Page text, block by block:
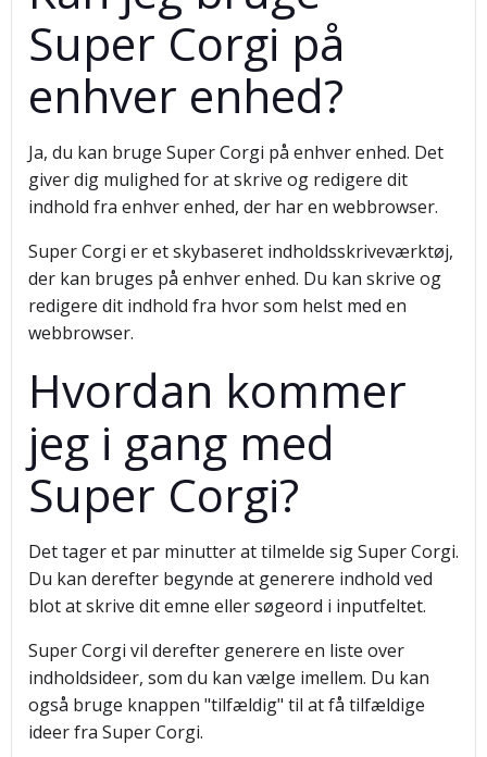
Super Corgi på
enhver enhed?
Ja, du kan bruge Super Corgi på enhver enhed. Det
giver dig mulighed for at skrive og redigere dit
indhold fra enhver enhed, der har en webbrowser.
Super Corgi er et skybaseret indholdsskriveværktøj,
der kan bruges på enhver enhed. Du kan skrive og
redigere dit indhold fra hvor som helst med en
webbrowser.
Hvordan kommer
jeg i gang med
Super Corgi?
Det tager et par minutter at tilmelde sig Super Corgi.
Du kan derefter begynde at generere indhold ved
blot at skrive dit emne eller søgeord i inputfeltet.
Super Corgi vil derefter generere en liste over
indholdsideer, som du kan vælge imellem. Du kan
også bruge knappen "tilfældig" til at få tilfældige
ideer fra Super Corgi.